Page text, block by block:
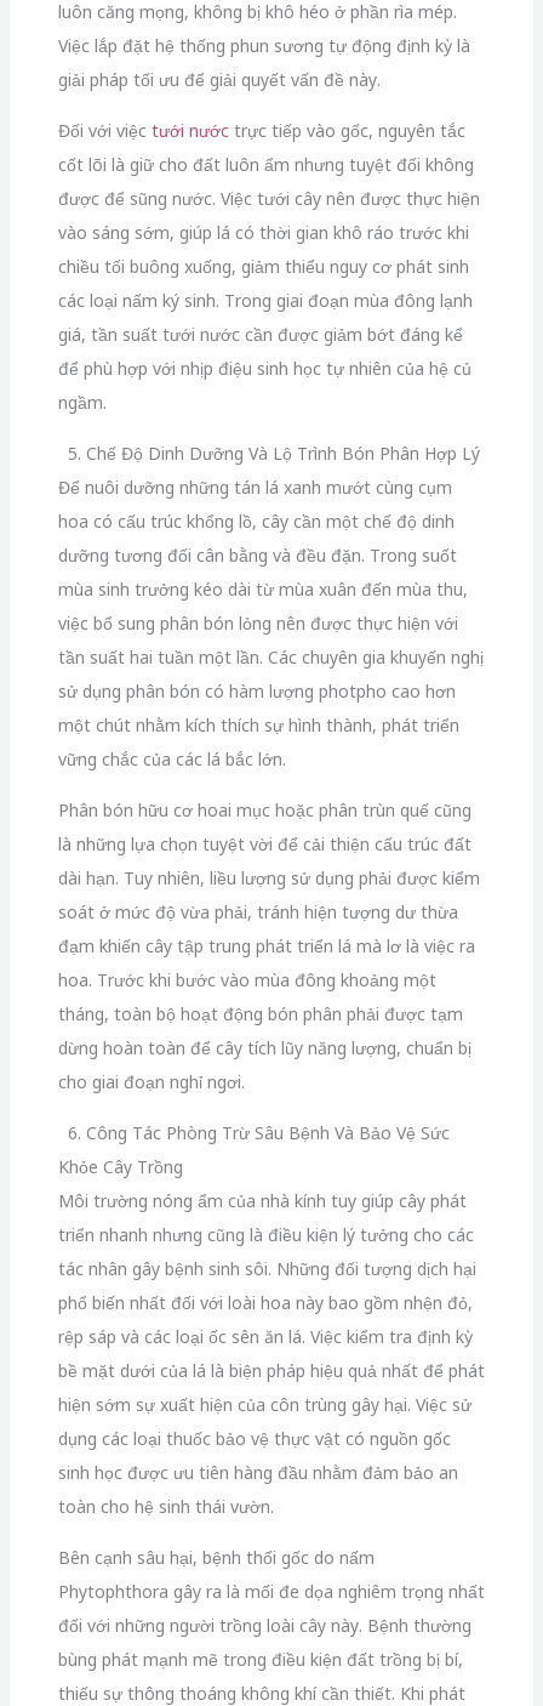
luôn căng mọng, không bị khô héo ở phần rìa mép.
Việc lắp đặt hệ thống phun sương tự động định kỳ là
giải pháp tối ưu để giải quyết vấn đề này.
Đối với việc tưới nướctrực tiếp vào gốc, nguyên tắc
cốt lõi là giữ cho đất luôn ẩm nhưng tuyệt đối không
được để sũng nước. Việc tưới cây nên được thực hiện
vào sáng sớm, giúp lá có thời gian khô ráo trước khi
chiều tối buông xuống, giảm thiểu nguy cơ phát sinh
các loại nấm ký sinh. Trong giai đoạn mùa đông lạnh
giá, tần suất tưới nước cần được giảm bớt đáng kể
để phù hợp với nhịp điệu sinh học tự nhiên của hệ củ
ngầm.
5. Chế Độ Dinh Dưỡng Và Lộ Trình Bón Phân Hợp Lý
Để nuôi dưỡng những tán lá xanh mướt cùng cụm
hoa có cấu trúc khổng lồ, cây cần một chế độ dinh
dưỡng tương đối cân bằng và đều đặn. Trong suốt
mùa sinh trưởng kéo dài từ mùa xuân đến mùa thu,
việc bổ sung phân bón lỏng nên được thực hiện với
tần suất hai tuần một lần. Các chuyên gia khuyến nghị
sử dụng phân bón có hàm lượng photpho cao hơn
một chút nhằm kích thích sự hình thành, phát triển
vững chắc của các lá bắc lớn.
Phân bón hữu cơ hoai mục hoặc phân trùn quế cũng
là những lựa chọn tuyệt vời để cải thiện cấu trúc đất
dài hạn. Tuy nhiên, liều lượng sử dụng phải được kiểm
soát ở mức độ vừa phải, tránh hiện tượng dư thừa
đạm khiến cây tập trung phát triển lá mà lơ là việc ra
hoa. Trước khi bước vào mùa đông khoảng một
tháng, toàn bộ hoạt động bón phân phải được tạm
dừng hoàn toàn để cây tích lũy năng lượng, chuẩn bị
cho giai đoạn nghỉ ngơi.
6. Công Tác Phòng Trừ Sâu Bệnh Và Bảo Vệ Sức
Khỏe Cây Trồng
Môi trường nóng ẩm của nhà kính tuy giúp cây phát
triển nhanh nhưng cũng là điều kiện lý tưởng cho các
tác nhân gây bệnh sinh sôi. Những đối tượng dịch hại
phổ biến nhất đối với loài hoa này bao gồm nhện đỏ,
rệp sáp và các loại ốc sên ăn lá. Việc kiểm tra định kỳ
bề mặt dưới của lá là biện pháp hiệu quả nhất để phát
hiện sớm sự xuất hiện của côn trùng gây hại. Việc sử
dụng các loại thuốc bảo vệ thực vật có nguồn gốc
sinh học được ưu tiên hàng đầu nhằm đảm bảo an
toàn cho hệ sinh thái vườn.
Bên cạnh sâu hại, bệnh thối gốc do nấm
Phytophthora gây ra là mối đe dọa nghiêm trọng nhất
đối với những người trồng loài cây này. Bệnh thường
bùng phát mạnh mẽ trong điều kiện đất trồng bị bí,
thiếu sự thông thoáng không khí cần thiết. Khi phát